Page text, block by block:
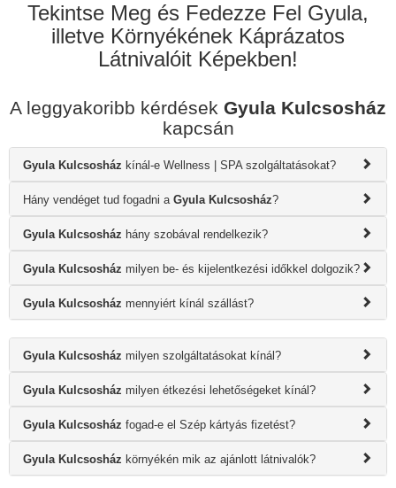
Tekintse Meg és Fedezze Fel Gyula,
illetve Környékének Káprázatos
Látnivalóit Képekben!
A leggyakoribb kérdések Gyula Kulcsosház
kapcsán
Gyula Kulcsosház kínál-e Wellness | SPA szolgáltatásokat?
Hány vendéget tud fogadni a Gyula Kulcsosház?
Gyula Kulcsosház hány szobával rendelkezik?
Gyula Kulcsosház milyen be- és kijelentkezési időkkel dolgozik?
Gyula Kulcsosház mennyiért kínál szállást?
Gyula Kulcsosház milyen szolgáltatásokat kínál?
Gyula Kulcsosház milyen étkezési lehetőségeket kínál?
Gyula Kulcsosház fogad-e el Szép kártyás fizetést?
Gyula Kulcsosház környékén mik az ajánlott látnivalók?